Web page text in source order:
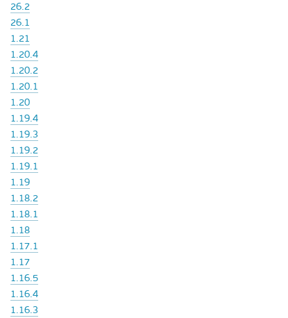
26.2
26.1
1.21
1.20.4
1.20.2
1.20.1
1.20
1.19.4
1.19.3
1.19.2
1.19.1
1.19
1.18.2
1.18.1
1.18
1.17.1
1.17
1.16.5
1.16.4
1.16.3